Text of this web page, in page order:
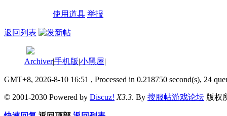
使用道具 举报
返回列表
Archiver|手机版|小黑屋|
GMT+8, 2026-8-10 16:51 , Processed in 0.218750 second(s), 24
© 2001-2030 Powered by Discuz! X3.3. By 搜服帖游戏论坛 版权